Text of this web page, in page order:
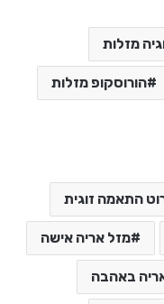
מזלות
הורוסקופ מזלות
התאמה זוגית
מזל אריה אישה
באהבה